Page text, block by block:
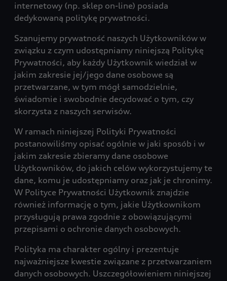
internetowy (np. sklep on-line) posiada
dedykowaną politykę prywatności.
Szanujemy prywatność naszych Użytkowników w
związku z czym udostępniamy niniejszą Politykę
Prywatności, aby każdy Użytkownik wiedział w
jakim zakresie jej/jego dane osobowe są
przetwarzane, w tym mógł samodzielnie,
świadomie i swobodnie decydować o tym, czy
skorzysta z naszych serwisów.
W ramach niniejszej Polityki Prywatności
postanowiliśmy opisać ogólnie w jaki sposób i w
jakim zakresie zbieramy dane osobowe
Użytkowników, do jakich celów wykorzystujemy te
dane, komu je udostępniamy oraz jak je chronimy.
W Polityce Prywatności Użytkownik znajdzie
również informację o tym, jakie Użytkownikom
przysługują prawa zgodnie z obowiązującymi
przepisami o ochronie danych osobowych.
Polityka ma charakter ogólny i prezentuje
najważniejsze kwestie związane z przetwarzaniem
danych osobowych. Uszczegółowieniem niniejszej